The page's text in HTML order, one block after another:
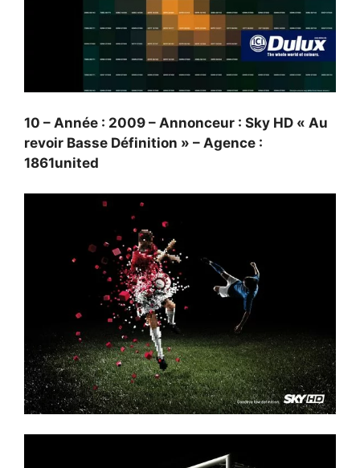
10 – Année : 2009 – Annonceur : Sky HD « Au
revoir Basse Définition » – Agence :
1861united